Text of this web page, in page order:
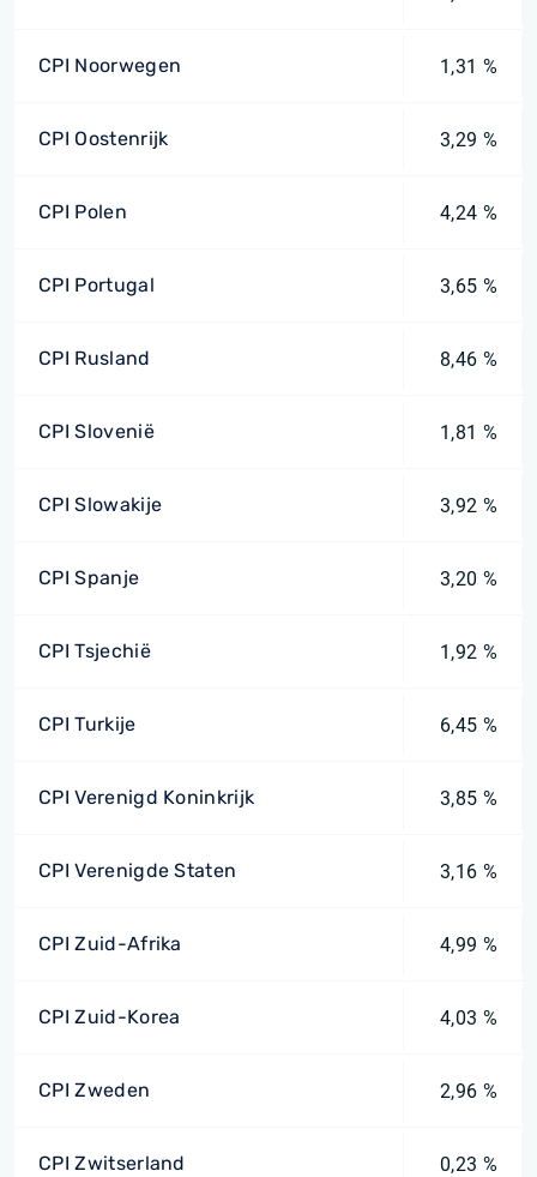
CPI Noorwegen 1,31 %
CPI Oostenrijk 3,29 %
CPI Polen 4,24 %
CPI Portugal 3,65 %
CPI Rusland 8,46 %
CPI Slovenië 1,81 %
CPI Slowakije 3,92 %
CPI Spanje 3,20 %
CPI Tsjechië 1,92 %
CPI Turkije 6,45 %
CPI Verenigd Koninkrijk 3,85 %
CPI Verenigde Staten 3,16 %
CPI Zuid-Afrika 4,99 %
CPI Zuid-Korea 4,03 %
CPI Zweden 2,96 %
CPI Zwitserland 0,23 %